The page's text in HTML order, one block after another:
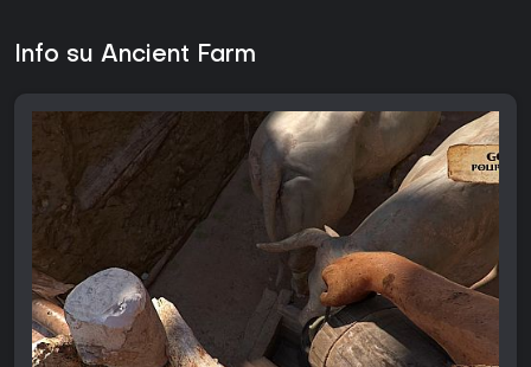
Info su Ancient Farm